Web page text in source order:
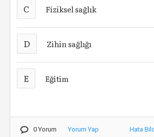
C Fiziksel sağlık
D Zihin sağlığı
E Eğitim
0 Yorum Yorum Yap Hata